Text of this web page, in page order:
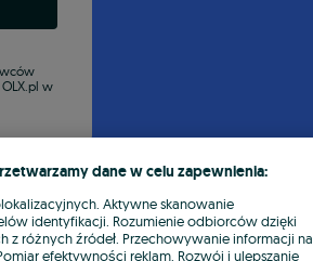
OLX.pl w
dane w celu zapewnienia:
Aktywne skanowanie
identyfikacji. Rozumienie odbiorców dzięki
z różnych źródeł. Przechowywanie informacji na
efektywności reklam. Rozwój i ulepszanie